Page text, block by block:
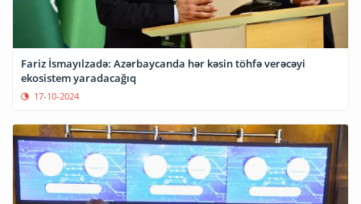
Fariz İsmayılzadə: Azərbaycanda hər kəsin töhfə verəcəyi
ekosistem yaradacağıq
17-10-2024